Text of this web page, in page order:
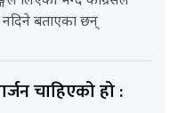
नदिने बताएका छन्
चाहिएको हो :